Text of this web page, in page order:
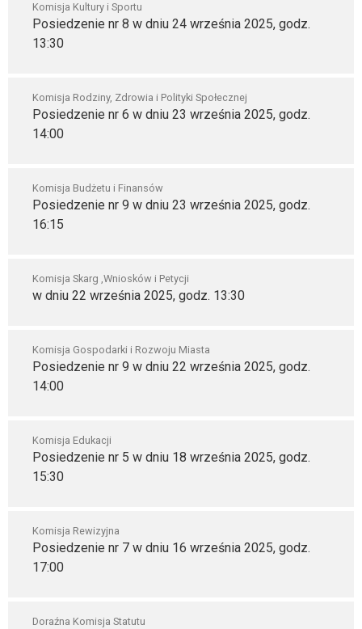
Komisja Kultury i Sportu
Posiedzenie nr 8 w dniu 24 września 2025, godz.
13:30
Komisja Rodziny, Zdrowia i Polityki Społecznej
Posiedzenie nr 6 w dniu 23 września 2025, godz.
14:00
Komisja Budżetu i Finansów
Posiedzenie nr 9 w dniu 23 września 2025, godz.
16:15
Komisja Skarg ,Wniosków i Petycji
w dniu 22 września 2025, godz. 13:30
Komisja Gospodarki i Rozwoju Miasta
Posiedzenie nr 9 w dniu 22 września 2025, godz.
14:00
Komisja Edukacji
Posiedzenie nr 5 w dniu 18 września 2025, godz.
15:30
Komisja Rewizyjna
Posiedzenie nr 7 w dniu 16 września 2025, godz.
17:00
Doraźna Komisja Statutu